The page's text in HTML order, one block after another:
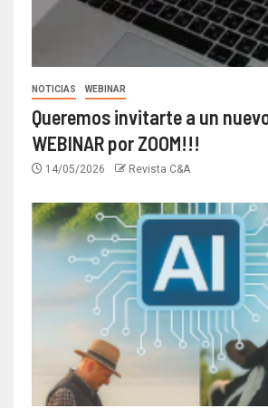
NOTICIAS WEBINAR
Queremos invitarte a un
WEBINAR por ZOOM!!!
14/05/2026 Revista C&A